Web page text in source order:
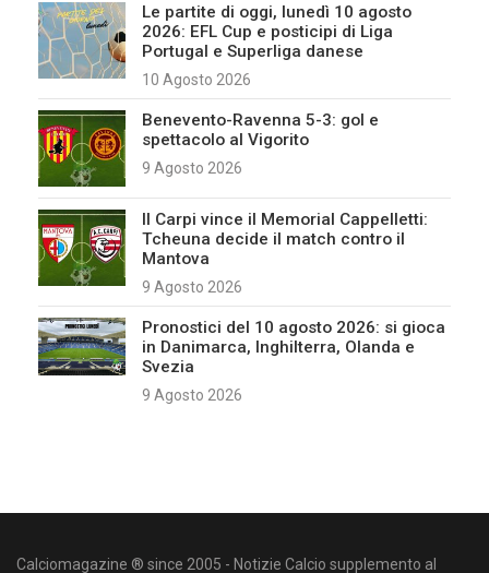
Le partite di oggi, lunedì 10 agosto
2026: EFL Cup e posticipi di Liga
Portugal e Superliga danese
10 Agosto 2026
Benevento-Ravenna 5-3: gol e
spettacolo al Vigorito
9 Agosto 2026
Il Carpi vince il Memorial Cappelletti:
Tcheuna decide il match contro il
Mantova
9 Agosto 2026
Pronostici del 10 agosto 2026: si gioca
in Danimarca, Inghilterra, Olanda e
Svezia
9 Agosto 2026
Calciomagazine ® since 2005 - Notizie Calcio supplemento al